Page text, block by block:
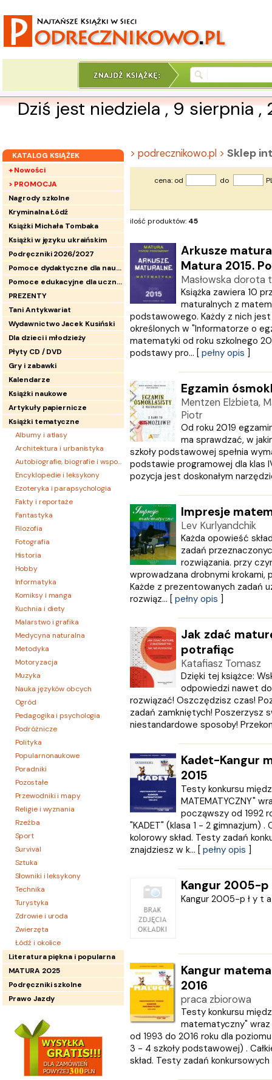
Dziś jest niedziela , 9 sierpnia
KATALOG KSIĄŻEK
+ Nowości
> PROMOCJA
Nagrody szkolne
Kryminalna Łódź
Książki Michała Tombaka
Książki w języku ukraińskim
Podręczniki 2026/2027
Pomoce dydaktyczne dla nauczycieli
Pomoce edukacyjne dla uczniów
PREZENTY
Tani Antykwariat
Wydawnictwo Jacek Kusiński
Dla dzieci i młodzieży
Płyty CD / DVD
Gry i zabawki
Kalendarze
Książki naukowe
Artykuły papiernicze
Książki tematyczne
Albumy i atlasy
Architektura i urbanistyka
Autobiografie, biografie i wspomnienia
Encyklopedie i leksykony
Ezoteryka i parapsychologia
Fakty i reportaże
Fantastyka
Filozofia
Fotografia
Historia
Hobby
Informatyka
Komiksy i manga
Kuchnia i diety
Malarstwo i grafika
Medycyna naturalna
Metodyka
Motoryzacja
Muzyka
Nauka języków obcych
Ogród
Pedagogika i psychologia
Podróżnicze
Polityka
Popularnonaukowe
Poradniki
Pozostałe
Przewodniki i mapy
Religie i wyznania
Rzeźba
Sport
Survival
Sztuka
Słowniki i leksykony
Technika
Turystyka
Zdrowie i uroda
Zwierzęta
Łódź i okolice
Literatura piękna i popularna
MATURA 2025
Podręczniki szkolne
Prawo Jazdy
> podrecznikowo.pl > Sklep
cena: od do
ilość produktów: 45
Arkusze
Matura 2015.
Masłowska dorota
Książka zawiera 10
maturalnych z
podstawowego. Każdy z nich
określonych w "Informatorze o
matematyki od roku szkolnego
podstawy pro... [ pełny opis ]
Egzamin
Mentzen Elżbieta,
Piotr
Od roku 2019
ma sprawdzać, w
szkoły podstawowej spełnia
podstawie programowej dla klas
pozycja jest doskonałym
Impresje
Lev Kurlyandchik
Każda opowieść
zadań
rozwiązania. przy
wprowadzana drobnymi krokami,
Każde z prezentowanych zadań
rozwiąz... [ pełny opis ]
Jak zdać
potrafiąc
Katafiasz Tomasz
Dzięki tej książce:
odpowiedzi nawet
rozwiązać! Oszczędzisz czas!
zadań zamkniętych! Poszerzysz
niestandardowe sposoby!
Kadet-Kangur
2015
Testy konkursu
MATEMATYCZNY"
począwszy od 1992
"KADET" (klasa 1 - 2 gimnazjum) .
kolorowy skład. Testy zadań
znajdziesz w k... [ pełny opis ]
Kangur 2005-p
Kangur 2005-p ł y t
Kangur
2016
praca zbiorowa
Testy konkursu
matematyczny"
od 1993 do 2016 roku dla
3 - 4 szkoły podstawowej) .
skład. Testy zadań